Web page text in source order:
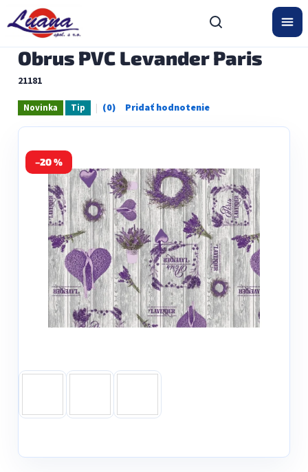
obsah
Obrus PVC Levander Paris
21181
Novinka Tip
Priemerné
hodnotenie
z
5
hviezdičiek.
–20 %